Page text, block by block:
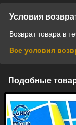
Условия
Возврат товара в
Все условия
Подобные